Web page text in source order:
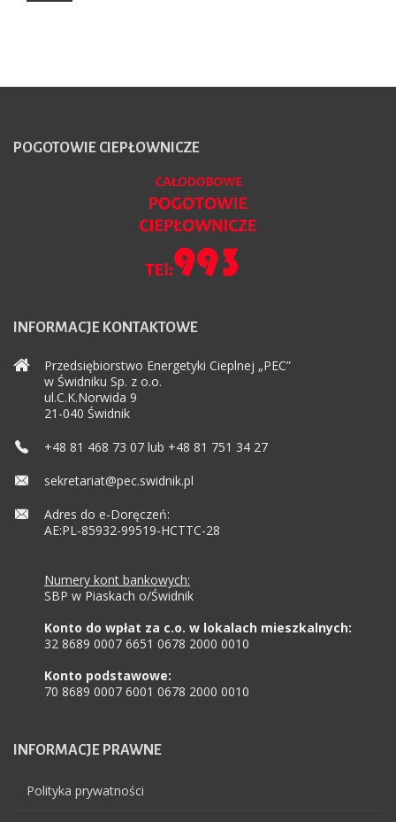
POGOTOWIE CIEPŁOWNICZE
INFORMACJE KONTAKTOWE
Przedsiębiorstwo Energetyki Cieplnej „PEC”
w Świdniku Sp. z o.o.
ul.C.K.Norwida 9
21-040 Świdnik
+48 81 468 73 07 lub +48 81 751 34 27
sekretariat@pec.swidnik.pl
Adres do e-Doręczeń:
AE:PL-85932-99519-HCTTC-28
Numery kont bankowych:
SBP w Piaskach o/Świdnik
Konto do wpłat za c.o. w lokalach mieszkalnych:
32 8689 0007 6651 0678 2000 0010
Konto podstawowe:
70 8689 0007 6001 0678 2000 0010
INFORMACJE PRAWNE
Polityka prywatności